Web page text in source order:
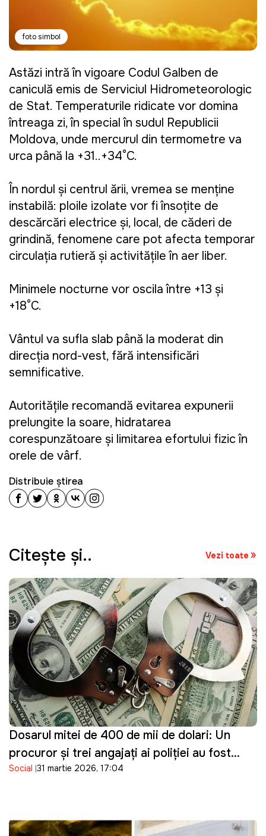
foto simbol
Astăzi intră în vigoare Codul Galben de
caniculă emis de Serviciul Hidrometeorologic
de Stat. Temperaturile ridicate vor domina
întreaga zi, în special în sudul Republicii
Moldova, unde mercurul din termometre va
urca până la +31..+34°C.
În nordul și centrul țării, vremea se menține
instabilă: ploile izolate vor fi însoțite de
descărcări electrice și, local, de căderi de
grindină, fenomene care pot afecta temporar
circulația rutieră și activitățile în aer liber.
Minimele nocturne vor oscila între +13 și
+18°C.
Vântul va sufla slab până la moderat din
direcția nord-vest, fără intensificări
semnificative.
Autoritățile recomandă evitarea expunerii
prelungite la soare, hidratarea
corespunzătoare și limitarea efortului fizic în
orele de vârf.
Distribuie știrea
Citeşte şi.. Vezi toate
Dosarul mitei de 400 de mii de dolari: Un
procuror și trei angajați ai poliției au fost
reținuți
Social 31 martie 2026, 17:04